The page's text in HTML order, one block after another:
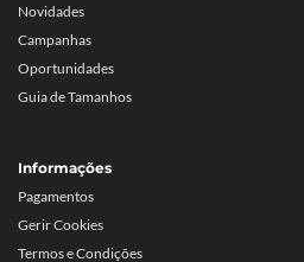
Novidades
Campanhas
Oportunidades
Guia de Tamanhos
Informações
Pagamentos
Gerir Cookies
Termos e Condições